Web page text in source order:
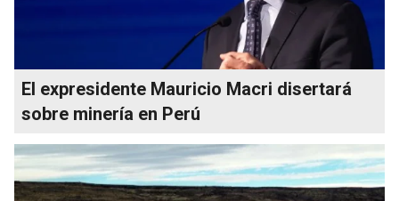
El expresidente Mauricio Macri disertará
sobre minería en Perú